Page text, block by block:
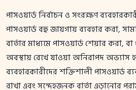
পাসওয়ার্ড নির্বাচন ও সংরক্ষণ
পাসওয়ার্ড বহু জায়গায় ব্যবহার করা,
বার্তার মাধ্যমে পাসওয়ার্ড শেয়ার করা,
অবস্থায় রেখে যাওয়া অনিরাপদ অভ্যাস
ব্যবহারকারীদের শক্তিশালী পাসওয়ার্ড
রাখা এবং সন্দেহজনক বার্তা এড়ানোর